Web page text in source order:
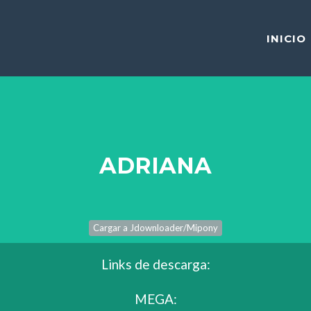
INICIO
ADRIANA
Links de descarga:
MEGA: